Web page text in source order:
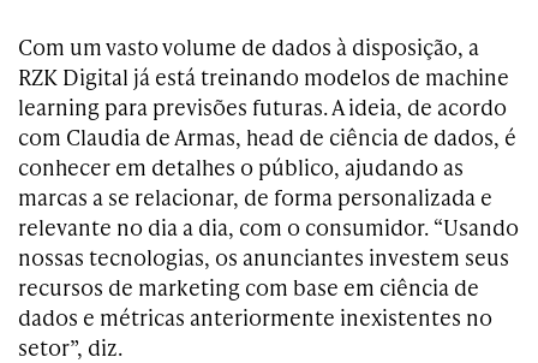
Com um vasto volume de dados à disposição, a
RZK Digital já está treinando modelos de machine
learning para previsões futuras. A ideia, de acordo
com Claudia de Armas, head de ciência de dados, é
conhecer em detalhes o público, ajudando as
marcas a se relacionar, de forma personalizada e
relevante no dia a dia, com o consumidor. “Usando
nossas tecnologias, os anunciantes investem seus
recursos de marketing com base em ciência de
dados e métricas anteriormente inexistentes no
setor”, diz.